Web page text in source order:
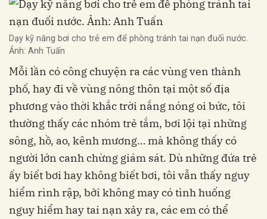
Dạy kỹ năng bơi cho trẻ em để phòng tránh tai nạn đuối nước.
Ảnh: Anh Tuấn
Mỗi lần có công chuyện ra các vùng ven thành
phố, hay đi về vùng nông thôn tại một số địa
phương vào thời khắc trời nắng nóng oi bức, tôi
thường thấy các nhóm trẻ tắm, bơi lội tại những
sông, hồ, ao, kênh mương… mà không thấy có
người lớn canh chừng giám sát. Dù những đứa trẻ
ấy biết bơi hay không biết bơi, tôi vẫn thấy nguy
hiểm rình rập, bởi không may có tình huống
nguy hiểm hay tai nạn xảy ra, các em có thể